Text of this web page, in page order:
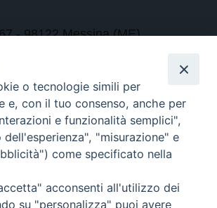
- 98122 Messina (ME)
dalle ore 9.30 alle 12.30
- Fax. 090.6684206
o tecnologie simili per
e, con il tuo consenso, anche per
e funzionalità semplici",
"misurazione" e
come specificato nella
acconsenti all'utilizzo dei
su "personalizza" puoi avere